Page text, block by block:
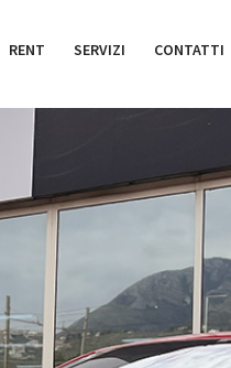
RENT SERVIZI CONTATTI